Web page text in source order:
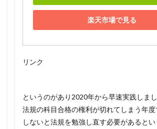
楽天市場で見る
リンク
というのがあり2020年から早速実践しま
法規の科目合格の権利が切れてしまう年
しないと法規を勉強し直す必要があると